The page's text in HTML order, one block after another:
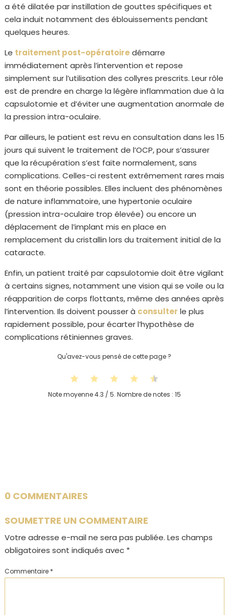
a été dilatée par instillation de gouttes spécifiques et
cela induit notamment des éblouissements pendant
quelques heures.
Le traitement post-opératoiredémarre
immédiatement après l’intervention et repose
simplement sur l’utilisation des collyres prescrits. Leur rôle
est de prendre en charge la légère inflammation due à la
capsulotomie et d’éviter une augmentation anormale de
la pression intra-oculaire.
Par ailleurs, le patient est revu en consultation dans les 15
jours qui suivent le traitement de l’OCP, pour s’assurer
que la récupération s’est faite normalement, sans
complications. Celles-ci restent extrêmement rares mais
sont en théorie possibles. Elles incluent des phénomènes
de nature inflammatoire, une hypertonie oculaire
(pression intra-oculaire trop élevée) ou encore un
déplacement de l’implant mis en place en
remplacement du cristallin lors du traitement initial de la
cataracte.
Enfin, un patient traité par capsulotomie doit être vigilant
à certains signes, notamment une vision qui se voile ou la
réapparition de corps flottants, même des années après
l’intervention. Ils doivent pousser à consulter le plus
rapidement possible, pour écarter l’hypothèse de
complications rétiniennes graves.
Qu'avez-vous pensé de cette page ?
Note moyenne4.3 / 5. Nombre de notes : 15
0 COMMENTAIRES
SOUMETTRE UN COMMENTAIRE
Votre adresse e-mail ne sera pas publiée. Les champs
obligatoires sont indiqués avec *
Commentaire *